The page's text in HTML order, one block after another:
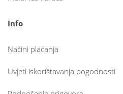
Info
Načini plaćanja
Uvjeti iskorištavanja pogodnosti